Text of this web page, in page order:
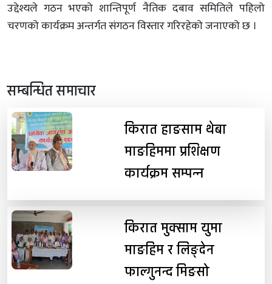
उद्देश्यले गठन भएको शान्तिपूर्ण नैतिक दबाव समितिले पहिलो
चरणको कार्यक्रम अन्तर्गत संगठन विस्तार गरिरहेको जनाएको छ ।
सम्बन्धित समाचार
किरात हाङसाम थेबा
माङहिममा प्रशिक्षण
कार्यक्रम सम्पन्न
किरात मुक्साम युमा
माङहिम र लिङ्देन
फाल्गुनन्द मिङसो